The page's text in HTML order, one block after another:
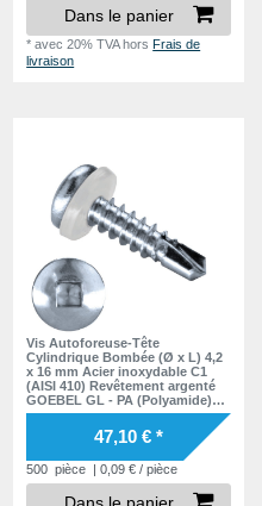
Dans le panier
*avec 20% TVAhorsFrais de
livraison
Vis Autoforeuse-Tête
Cylindrique Bombée (Ø x L) 4,2
x 16 mm Acier inoxydable C1
(AISI 410) Revêtement argenté
GOEBEL GL - PA (Polyamide)
Disque DIN7504 SQ
47,10 € *
500 pièce | 0,09 € / pièce
Dans le panier